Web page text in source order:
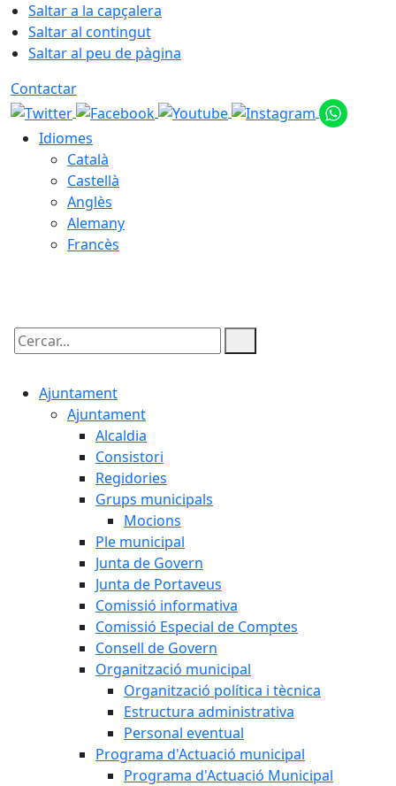
Saltar a la capçalera
Saltar al contingut
Saltar al peu de pàgina
Contactar
Idiomes
Català
Castellà
Anglès
Alemany
Francès
Cercar:
Ajuntament
Ajuntament
Alcaldia
Consistori
Regidories
Grups municipals
Mocions
Ple municipal
Junta de Govern
Junta de Portaveus
Comissió informativa
Comissió Especial de Comptes
Consell de Govern
Organització municipal
Organització política i tècnica
Estructura administrativa
Personal eventual
Programa d'Actuació municipal
Programa d'Actuació Municipal